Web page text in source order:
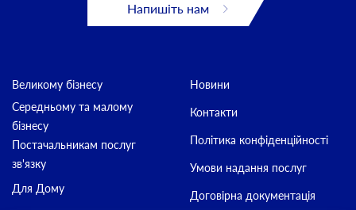
Напишіть нам
Великому бізнесу
Середньому та малому
бізнесу
Постачальникам послуг
зв'язку
Для Дому
Новини
Контакти
Політика конфіденційності
Умови надання послуг
Договірна документація